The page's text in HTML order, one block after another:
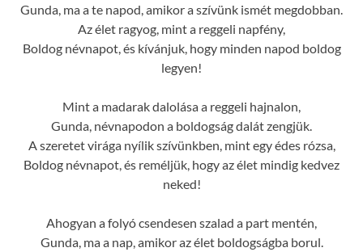
Gunda, ma a te napod, amikor a szívünk ismét megdobban.
Az élet ragyog, mint a reggeli napfény,
Boldog névnapot, és kívánjuk, hogy minden napod boldog
legyen!
Mint a madarak dalolása a reggeli hajnalon,
Gunda, névnapodon a boldogság dalát zengjük.
A szeretet virága nyílik szívünkben, mint egy édes rózsa,
Boldog névnapot, és reméljük, hogy az élet mindig kedvez
neked!
Ahogyan a folyó csendesen szalad a part mentén,
Gunda, ma a nap, amikor az élet boldogságba borul.